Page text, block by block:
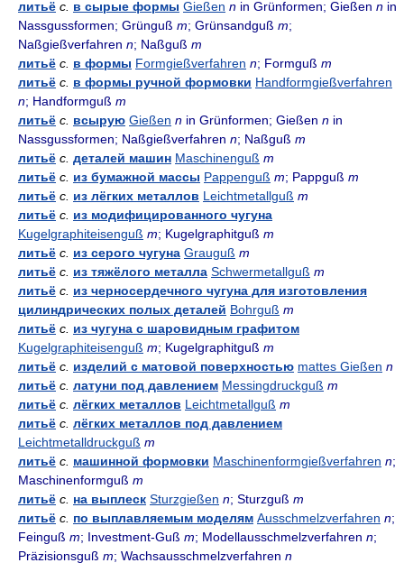
литьё с. в сырые формы Gießen n in Grünformen; Gießen n in
Nassgussformen; Grünguß m; Grünsandguß m;
Naßgießverfahren n; Naßguß m
литьё с. в формы Formgießverfahren n; Formguß m
литьё с. в формы ручной формовки Handformgießverfahren
n; Handformguß m
литьё с. всырую Gießen n in Grünformen; Gießen n in
Nassgussformen; Naßgießverfahren n; Naßguß m
литьё с. деталей машин Maschinenguß m
литьё с. из бумажной массы Pappenguß m; Pappguß m
литьё с. из лёгких металлов Leichtmetallguß m
литьё с. из модифицированного чугуна
Kugelgraphiteisenguß m; Kugelgraphitguß m
литьё с. из серого чугуна Grauguß m
литьё с. из тяжёлого металла Schwermetallguß m
литьё с. из черносердечного чугуна для изготовления
цилиндрических полых деталей Bohrguß m
литьё с. из чугуна с шаровидным графитом
Kugelgraphiteisenguß m; Kugelgraphitguß m
литьё с. изделий с матовой поверхностью mattes Gießen n
литьё с. латуни под давлением Messingdruckguß m
литьё с. лёгких металлов Leichtmetallguß m
литьё с. лёгких металлов под давлением
Leichtmetalldruckguß m
литьё с. машинной формовки Maschinenformgießverfahren n;
Maschinenformguß m
литьё с. на выплеск Sturzgießen n; Sturzguß m
литьё с. по выплавляемым моделям Ausschmelzverfahren n;
Feinguß m; Investment-Guß m; Modellausschmelzverfahren n;
Präzisionsguß m; Wachsausschmelzverfahren n